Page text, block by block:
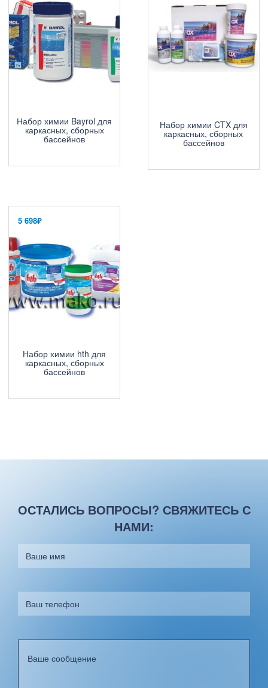
Набор химии Bayrol для
каркасных, сборных
бассейнов
Набор химии CTX для
каркасных, сборных
бассейнов
Набор химии hth для
каркасных, сборных
бассейнов
5 698₽
ОСТАЛИСЬ ВОПРОСЫ? СВЯЖИТЕСЬ С
НАМИ: